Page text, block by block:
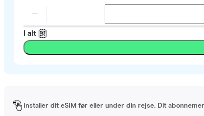
I alt
Installer dit eSIM før eller under din rejse. Dit